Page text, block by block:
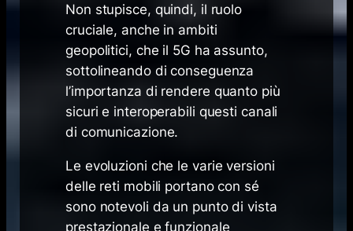
Non stupisce, quindi, il ruolo
cruciale, anche in ambiti
geopolitici, che il 5G ha assunto,
sottolineando di conseguenza
l’importanza di rendere quanto più
sicuri e interoperabili questi canali
di comunicazione.
Le evoluzioni che le varie versioni
delle reti mobili portano con sé
sono notevoli da un punto di vista
prestazionale e funzionale